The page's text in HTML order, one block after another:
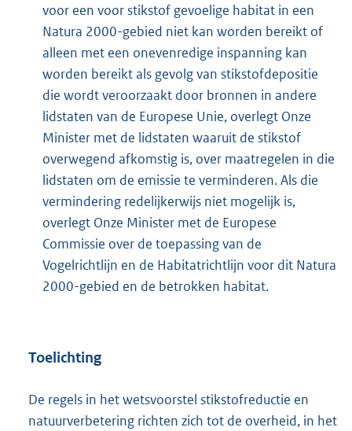
voor een voor stikstof gevoelige habitat in een
Natura 2000-gebied niet kan worden bereikt of
alleen met een onevenredige inspanning kan
worden bereikt als gevolg van stikstofdepositie
die wordt veroorzaakt door bronnen in andere
lidstaten van de Europese Unie, overlegt Onze
Minister met de lidstaten waaruit de stikstof
overwegend afkomstig is, over maatregelen in die
lidstaten om de emissie te verminderen. Als die
vermindering redelijkerwijs niet mogelijk is,
overlegt Onze Minister met de Europese
Commissie over de toepassing van de
Vogelrichtlijn en de Habitatrichtlijn voor dit Natura
2000-gebied en de betrokken habitat.
Toelichting
De regels in het wetsvoorstel stikstofreductie en
natuurverbetering richten zich tot de overheid, in het